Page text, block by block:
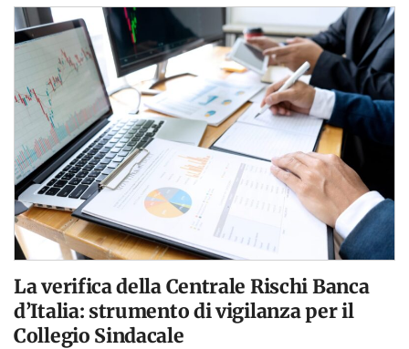
La verifica della Centrale Rischi Banca
d’Italia: strumento di vigilanza per il
Collegio Sindacale